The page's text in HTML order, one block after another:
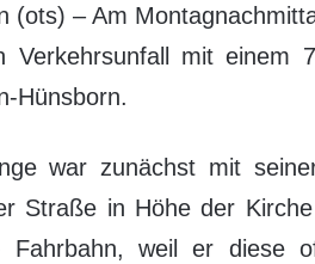
(ots) – Am
Verkehrsunfall mit einem
Hünsborn.
war zunächst mit
Straße in Höhe der
Fahrbahn, weil er diese